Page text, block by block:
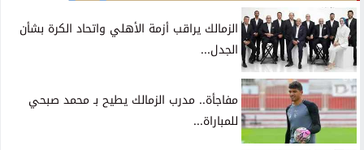
الزمالك يراقب أزمة الأهلي واتحاد الكرة بشأن
الجدل...
مفاجأة.. مدرب الزمالك يطيح بـ محمد صبحي
للمباراة...